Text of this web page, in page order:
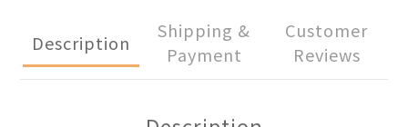
Description
Shipping &
Payment
Customer
Reviews